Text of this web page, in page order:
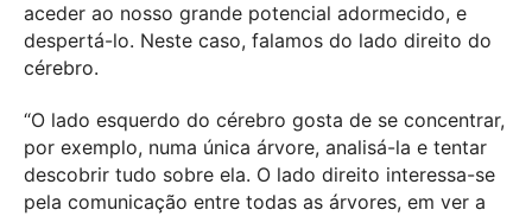
aceder ao nosso grande potencial adormecido, e
despertá-lo. Neste caso, falamos do lado direito do
cérebro.
“O lado esquerdo do cérebro gosta de se concentrar,
por exemplo, numa única árvore, analisá-la e tentar
descobrir tudo sobre ela. O lado direito interessa-se
pela comunicação entre todas as árvores, em ver a